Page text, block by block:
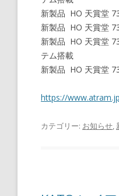
新製品 HO 天賞堂
新製品 HO 天賞堂
新製品 HO 天賞堂
テム搭載
新製品 HO 天賞堂
https://
カテゴリー: お知らせ,